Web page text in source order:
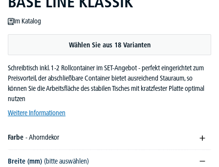
Im Katalog
Wählen Sie aus 18 Varianten
Schreibtisch inkl. 1-2 Rollcontainer im SET-Angebot - perfekt eingerichtet zum
Preisvorteil, der abschließbare Container bietet ausreichend Stauraum, so
können Sie die Arbeitsfläche des stabilen Tisches mit kratzfester Platte optimal
nutzen
Weitere Informationen
Farbe - Ahorndekor
Breite (mm) (bitte auswählen)